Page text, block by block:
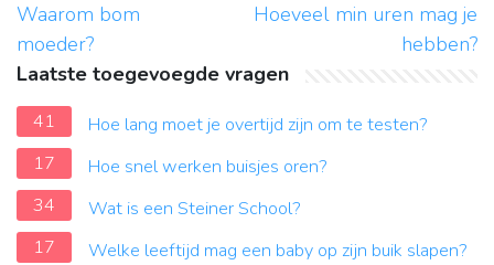
Waarom bom
moeder?
Hoeveel min uren mag je
hebben?
Laatste toegevoegde vragen
41
Hoe lang moet je overtijd zijn om te testen?
17
Hoe snel werken buisjes oren?
34
Wat is een Steiner School?
17
Welke leeftijd mag een baby op zijn buik slapen?